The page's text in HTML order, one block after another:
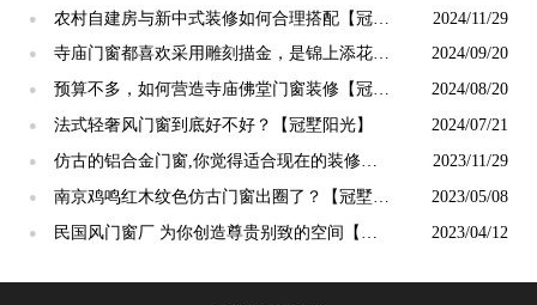
终生【冠墅阳光】
●
农村自建房与新中式装修如何合理搭配【冠墅
阳光】
2024/11/29
●
寺庙门窗都喜欢采用雕刻描金，是锦上添花
吗？【冠墅阳光】
2024/09/20
●
预算不多，如何营造寺庙佛堂门窗装修【冠墅
阳光】
2024/08/20
● 法式轻奢风门窗到底好不好？【冠墅阳光】 2024/07/21
●
仿古的铝合金门窗,你觉得适合现在的装修吗?
【冠墅阳光】
2023/11/29
●
南京鸡鸣红木纹色仿古门窗出圈了？【冠墅阳
光】
2023/05/08
●
民国风门窗厂 为你创造尊贵别致的空间【冠
2023/04/12